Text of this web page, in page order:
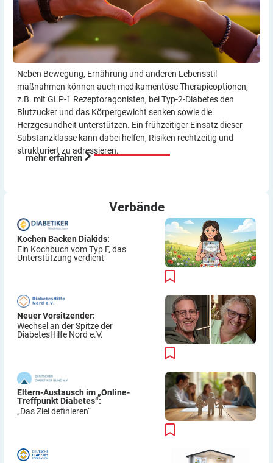
Neben Bewegung, Ernährung und anderen Lebensstil­
maßnahmen können auch medikamentöse Therapie­optionen,
z.B. mit GLP-1 Rezeptor­agonisten, bei Typ-2-Diabetes den
Blutzucker und das Körper­gewicht senken sowie die
Herzgesundheit unterstützen. Ein frühzeitiger Einsatz dieser
Substanzklasse kann dabei helfen, Risiken rechtzeitig und
strukturiert zu adressieren.
mehr erfahren
Verbände
Kochen Backen Diakids:
Ein Kochbuch vom Typ F, das
Unterstützung verdient
Neuer Vorsitzender:
Wechsel an der Spitze der
DiabetesHilfe Nord e.V.
Eltern-Austausch im „Online-
Treffpunkt Diabetes“:
„Das Ziel definieren“